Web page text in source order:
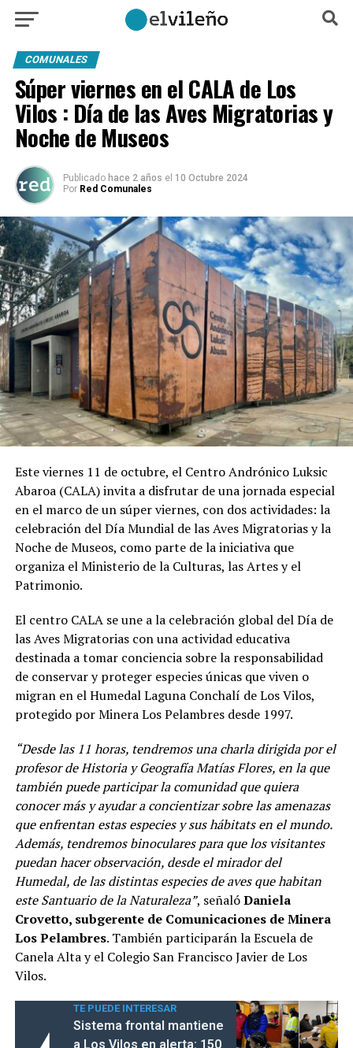
COMUNALES
Súper viernes en el CALA de Los
Vilos : Día de las Aves Migratorias y
Noche de Museos
Publicado hace 2 años el 10 Octubre 2024
Por Red Comunales
Este viernes 11 de octubre, el Centro Andrónico Luksic
Abaroa (CALA) invita a disfrutar de una jornada especial
en el marco de un súper viernes, con dos actividades: la
celebración del Día Mundial de las Aves Migratorias y la
Noche de Museos, como parte de la iniciativa que
organiza el Ministerio de la Culturas, las Artes y el
Patrimonio.
El centro CALA se une a la celebración global del Día de
las Aves Migratorias con una actividad educativa
destinada a tomar conciencia sobre la responsabilidad
de conservar y proteger especies únicas que viven o
migran en el Humedal Laguna Conchalí de Los Vilos,
protegido por Minera Los Pelambres desde 1997.
“Desde las 11 horas, tendremos una charla dirigida por el
profesor de Historia y Geografía Matías Flores, en la que
también puede participar la comunidad que quiera
conocer más y ayudar a concientizar sobre las amenazas
que enfrentan estas especies y sus hábitats en el mundo.
Además, tendremos binoculares para que los visitantes
puedan hacer observación, desde el mirador del
Humedal, de las distintas especies de aves que habitan
este Santuario de la Naturaleza”, señalóDaniela
Crovetto, subgerente de Comunicaciones de Minera
Los Pelambres. También participarán la Escuela de
Canela Alta y el Colegio San Francisco Javier de Los
Vilos.
TE PUEDE INTERESAR
Sistema frontal mantiene
a Los Vilos en alerta: 150